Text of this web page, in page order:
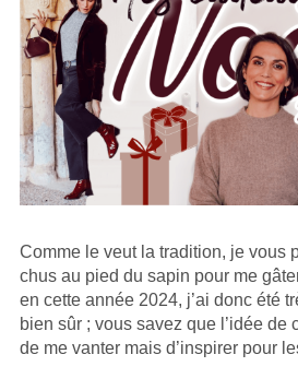
Comme le veut la tradition, je vous
chus au pied du sapin pour me
en cette année 2024, j’ai donc été
bien sûr ; vous savez que l’idée de
de me vanter mais d’inspirer pour